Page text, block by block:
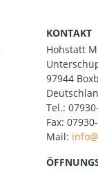
KONTAKT
Hohstatt
97944
Tel.:
Fax:
Mail: